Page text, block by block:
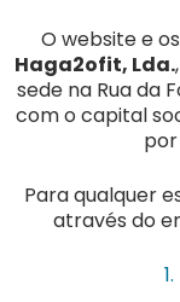
O website e
Haga2ofit, Lda.
sede na Rua da
com o capital
por
Para qualquer
através do